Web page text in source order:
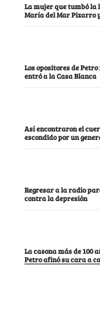
La mujer que tumbó la
María del Mar Pizarro
Los opositores de
entró a la Casa Blanca
Así encontraron el
escondido por un
Regresar a la radio
contra la depresión
La casona más de 100
Petro afinó su cara a